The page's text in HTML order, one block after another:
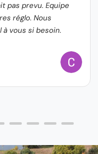
pas prevu. Equipe
réglo. Nous
vous si besoin.